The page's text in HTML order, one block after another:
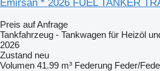
Emirsan * 2026 FUEL TANKER
Preis auf Anfrage
Tankfahrzeug - Tankwagen für Heizöl
2026
Zustand neu
Volumen 41.99 m³ Federung Feder/